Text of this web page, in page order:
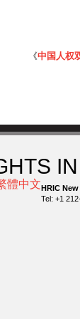
《中国人权
體中文HRIC
Tel: +1